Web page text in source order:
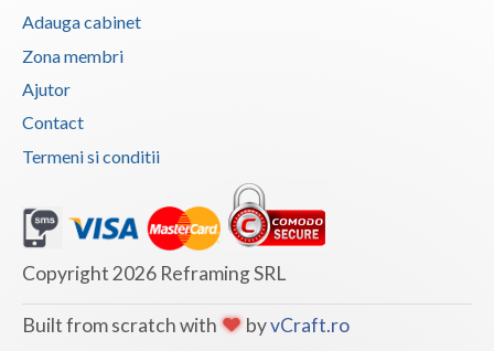
Adauga cabinet
Zona membri
Ajutor
Contact
Termeni si conditii
Copyright 2026 Reframing SRL
Built from scratch with byvCraft.ro